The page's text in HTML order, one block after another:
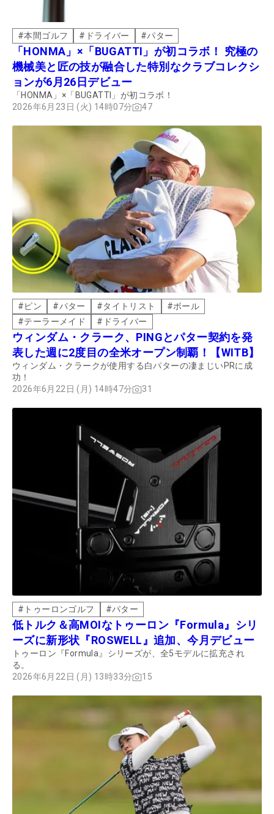
#本間ゴルフ # ドライバー #パター
「HONMA」×「BUGATTI」が初コラボ！ 究極の
機械美と匠の技が融合した特別なクラブコレクシ
ョンが6月26日デビュー
「HONMA」×「BUGATTI」が初コラボ！
2026年6月23日 (火) 14時07分
47
#ピン #パター #タイトリスト #ボール
#テーラーメイド # ドライバー
ウィンダム・クラーク、PINGとパター契約を発
表した週に2度目の全米オープン制覇！【WITB】
ウィンダム・クラークが使用する白パターの凄まじいPRに成
功！
2026年6月22日 (月) 14時47分
31
# トゥーロンゴルフ #パター
低トルク＆高MOIなトゥーロン『Formula』シリ
ーズに新形状『ROSWELL』追加、今月デビュー
トゥーロン『Formula』シリーズが、全5モデルに拡充され
る。
2026年6月22日 (月) 13時33分
15